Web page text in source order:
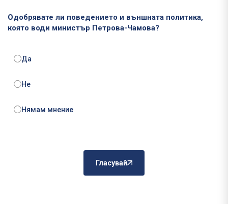
Одобрявате ли поведението и външната политика,
която води министър Петрова-Чамова?
Да
Не
Нямам мнение
Гласувай